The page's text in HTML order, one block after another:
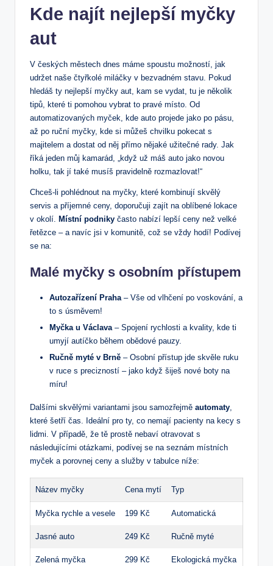
Kde najít nejlepší myčky
aut
V českých městech dnes máme spoustu možností, jak
udržet naše čtyřkolé miláčky v bezvadném stavu. Pokud
hledáš ty nejlepší myčky aut, kam se vydat, tu je několik
tipů, které ti pomohou vybrat to pravé místo. Od
automatizovaných myček, kde auto projede jako po pásu,
až po ruční myčky, kde si můžeš chvilku pokecat s
majitelem a dostat od něj přímo nějaké užitečné rady. Jak
říká jeden můj kamarád, „když už máš auto jako novou
holku, tak jí také musíš pravidelně rozmazlovat!“
Chceš-li pohlédnout na myčky, které kombinují skvělý
servis a příjemné ceny, doporučuji zajít na oblíbené lokace
v okolí. Místní podniky často nabízí lepší ceny než velké
řetězce – a navíc jsi v komunitě, což se vždy hodí! Podívej
se na:
Malé myčky s osobním přístupem
Autozařízení Praha– Vše od vlhčení po voskování, a
to s úsměvem!
Myčka u Václava– Spojení rychlosti a kvality, kde ti
umyjí autíčko během obědové pauzy.
Ručně myté v Brně – Osobní přístup jde skvěle ruku
v ruce s precizností – jako když šiješ nové boty na
míru!
Dalšími skvělými variantami jsou samozřejmě automaty,
které šetří čas. Ideální pro ty, co nemají pacienty na kecy s
lidmi. V případě, že tě prostě nebaví otravovat s
následujícími otázkami, podívej se na seznám místních
myček a porovnej ceny a služby v tabulce níže:
Název myčky Cena mytí Typ
Myčka rychle a vesele 199 Kč Automatická
Jasné auto 249 Kč Ručně myté
Zelená myčka 299 Kč Ekologická myčka